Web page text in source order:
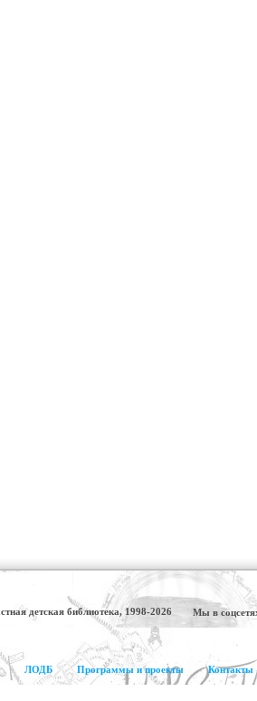
детская библиотека, 1998-2026 Мы в
ЛОДБ Программы и проекты Контакты